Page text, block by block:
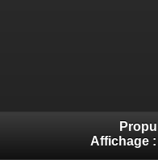
Affichage :